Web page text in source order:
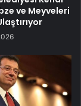
ve Meyveleri